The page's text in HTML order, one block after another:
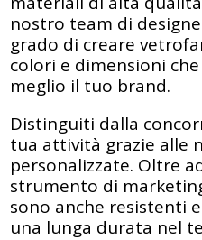
nostro team di
grado di creare
colori e dimensioni
meglio il tuo brand.
Distinguiti dalla
tua attività grazie alle
personalizzate. Oltre
strumento di
sono anche resistenti
una lunga durata nel